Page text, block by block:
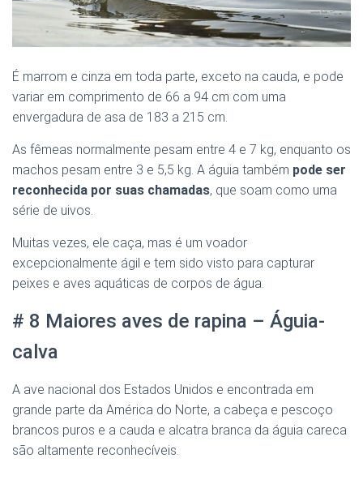
É marrom e cinza em toda parte, exceto na cauda, e pode
variar em comprimento de 66 a 94 cm com uma
envergadura de asa de 183 a 215 cm.
As fêmeas normalmente pesam entre 4 e 7 kg, enquanto os
machos pesam entre 3 e 5,5 kg. A águia também pode ser
reconhecida por suas chamadas, que soam como uma
série de uivos.
Muitas vezes, ele caça, mas é um voador
excepcionalmente ágil e tem sido visto para capturar
peixes e aves aquáticas de corpos de água.
# 8 Maiores aves de rapina – Águia-
calva
A ave nacional dos Estados Unidos e encontrada em
grande parte da América do Norte, a cabeça e pescoço
brancos puros e a cauda e alcatra branca da águia careca
são altamente reconhecíveis.